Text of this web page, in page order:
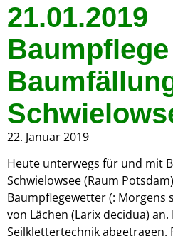
21.01.2019
22. Januar 2019
Heute unterwegs für und mit
Schwielowsee (Raum
Baumpflegewetter (: Morgens
von Lächen (Larix decidua)
Seilklettertechnik abgetragen.